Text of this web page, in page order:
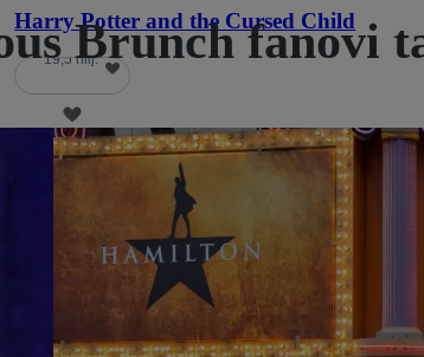
Harry Potter and the Cursed Child
19,5 hilj.Brunch fanovi